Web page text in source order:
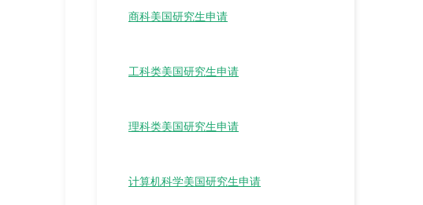
商科美国研究生申请
工科类美国研究生申请
理科类美国研究生申请
计算机科学美国研究生申请